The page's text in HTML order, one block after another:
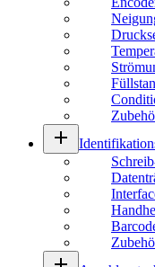
add